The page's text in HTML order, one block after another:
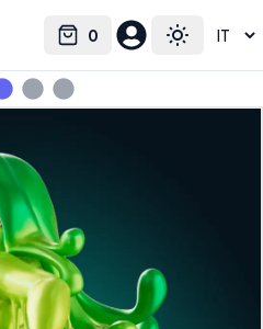
0
Cart Toggle
Select language